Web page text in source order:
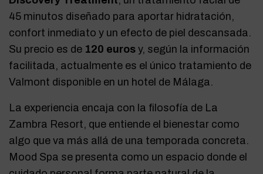
45 minutos diseñado para aportar hidratación,
confort inmediato y un efecto de piel descansada.
Su precio es de 120 euros y, según la información
facilitada, actualmente es el único tratamiento de
Valmont disponible en un hotel de Málaga.
La experiencia encaja con la filosofía de La
Zambra Resort, que entiende el bienestar como
algo que va más allá de una temporada concreta.
Mood Spa se presenta como un espacio donde el